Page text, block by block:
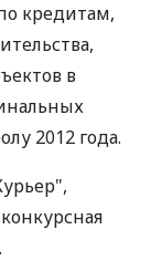
кредитам,
в
2012 года.